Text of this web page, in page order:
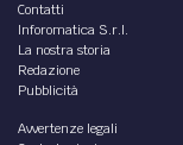
Contatti
Inforomatica S.r.l.
La nostra storia
Redazione
Pubblicità
Avvertenze legali